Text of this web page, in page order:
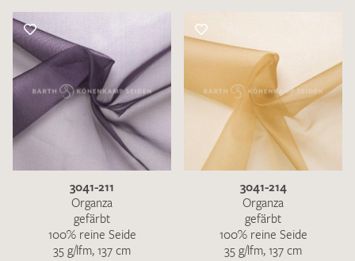
3041-211
Organza
gefärbt
100% reine Seide
35 g/lfm, 137 cm
3041-214
Organza
gefärbt
100% reine Seide
35 g/lfm, 137 cm